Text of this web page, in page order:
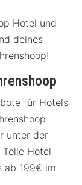
Hotel und
deines
für Hotels
unter der
Hotel
ab 199€ im